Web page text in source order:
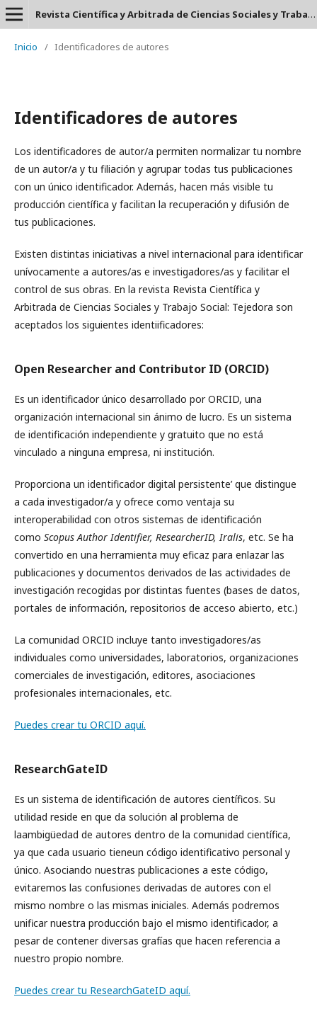
Revista Científica y Arbitrada de Ciencias Sociales y Trabajo Social: Tejedora. ISSN: 2697-3626
Inicio / Identificadores de autores
Identificadores de autores
Los identificadores de autor/a permiten normalizar tu nombre
de un autor/a y tu filiación y agrupar todas tus publicaciones
con un único identificador. Además, hacen más visible tu
producción científica y facilitan la recuperación y difusión de
tus publicaciones.
Existen distintas iniciativas a nivel internacional para identificar
unívocamente a autores/as e investigadores/as y facilitar el
control de sus obras. En la revista Revista Científica y
Arbitrada de Ciencias Sociales y Trabajo Social: Tejedora son
aceptados los siguientes identiificadores:
Open Researcher and Contributor ID (ORCID)
Es un identificador único desarrollado por ORCID, una
organización internacional sin ánimo de lucro. Es un sistema
de identificación independiente y gratuito que no está
vinculado a ninguna empresa, ni institución.
Proporciona un identificador digital persistente’ que distingue
a cada investigador/a y ofrece como ventaja su
interoperabilidad con otros sistemas de identificación
como Scopus Author Identifier, ResearcherID, Iralis, etc. Se ha
convertido en una herramienta muy eficaz para enlazar las
publicaciones y documentos derivados de las actividades de
investigación recogidas por distintas fuentes (bases de datos,
portales de información, repositorios de acceso abierto, etc.)
La comunidad ORCID incluye tanto investigadores/as
individuales como universidades, laboratorios, organizaciones
comerciales de investigación, editores, asociaciones
profesionales internacionales, etc.
Puedes crear tu ORCID aquí.
ResearchGateID
Es un sistema de identificación de autores científicos. Su
utilidad reside en que da solución al problema de
laambigüedad de autores dentro de la comunidad científica,
ya que cada usuario tieneun código identificativo personal y
único. Asociando nuestras publicaciones a este código,
evitaremos las confusiones derivadas de autores con el
mismo nombre o las mismas iniciales. Además podremos
unificar nuestra producción bajo el mismo identificador, a
pesar de contener diversas grafías que hacen referencia a
nuestro propio nombre.
Puedes crear tu ResearchGateID aquí.